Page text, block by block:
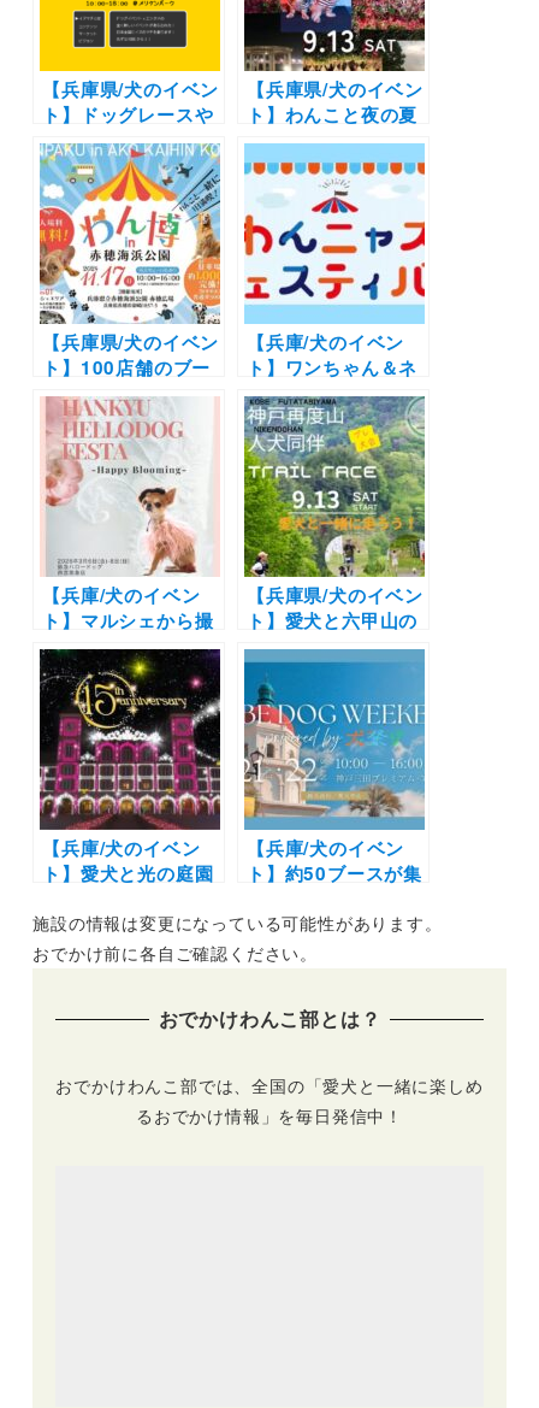
【兵庫県/犬のイベン
ト】ドッグレースや
楽しい体験コンテン
ツ盛りだくさん「イ
ヌマチKOBE2025」
（神戸メリケンパー
ク）11/22〜23
【兵庫県/犬のイベン
ト】わんこと夜の夏
祭りを満喫「SKYわ
んにゃんマーケッ
ト」（伊丹スカイパ
ーク）9/13
【兵庫県/犬のイベン
ト】100店舗のブー
スにフォトスポット
も充実！「わん博 in
赤穂海浜公園」（赤
穂海浜公園）11/17
【兵庫/犬のイベン
ト】ワンちゃん＆ネ
コちゃん好きは集
合！「わんニャスフ
ェスティバル」
（ABCハウジング
加古川住宅公園）
11/15～11/16
【兵庫/犬のイベン
ト】マルシェから撮
影会までを実施！
「阪急ハロードッグ
フェスタ2026春」
（阪急ハロードッグ
西宮阪急店）3/6～
3/8
【兵庫県/犬のイベン
ト】愛犬と六甲山の
麓を駆け巡ろう「神
戸再度山(ふたたびや
ま)人犬同伴Trail
Race プレ大会」
（再度公園内 森の広
場）9/13
【兵庫/犬のイベン
ト】愛犬と光の庭園
ルミナージュ2025」
（道の駅 神戸フルー
で開催中！
【兵庫/犬のイベン
ト】約50ブースが集
べる2日間。週末ド
ッグフェス初開催！
by 犬祭り」（神戸
ウトレット）3/21〜
22
施設の情報は変更になっている可能性があります。
おでかけ前に各自ご確認ください。
おでかけわんこ部とは？
おでかけわんこ部では、全国の「愛犬と一緒に楽しめ
るおでかけ情報」を毎日発信中！